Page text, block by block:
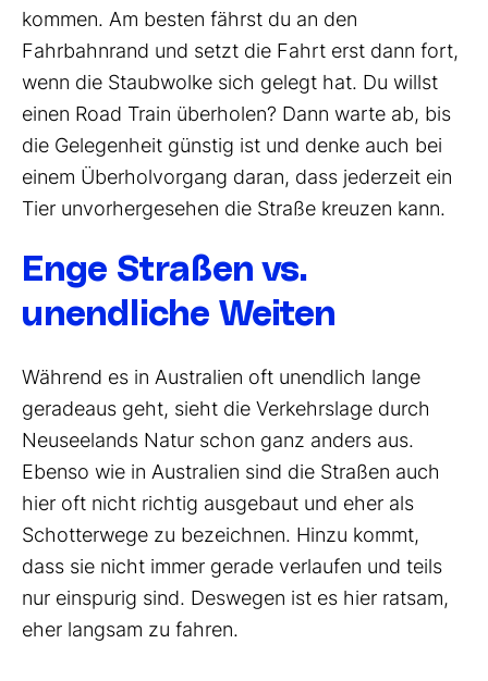
kommen. Am besten fährst du an den
Fahrbahnrand und setzt die Fahrt erst dann fort,
wenn die Staubwolke sich gelegt hat. Du willst
einen Road Train überholen? Dann warte ab, bis
die Gelegenheit günstig ist und denke auch bei
einem Überholvorgang daran, dass jederzeit ein
Tier unvorhergesehen die Straße kreuzen kann.
Enge Straßen vs.
unendliche Weiten
Während es in Australien oft unendlich lange
geradeaus geht, sieht die Verkehrslage durch
Neuseelands Natur schon ganz anders aus.
Ebenso wie in Australien sind die Straßen auch
hier oft nicht richtig ausgebaut und eher als
Schotterwege zu bezeichnen. Hinzu kommt,
dass sie nicht immer gerade verlaufen und teils
nur einspurig sind. Deswegen ist es hier ratsam,
eher langsam zu fahren.